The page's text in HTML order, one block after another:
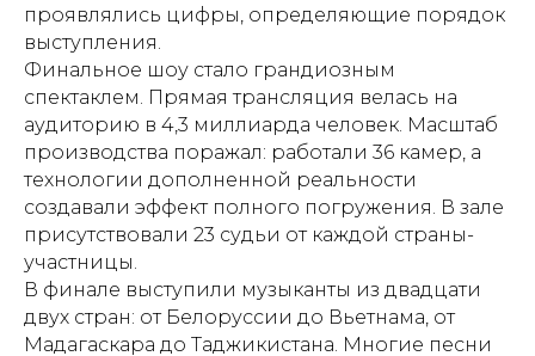
проявлялись цифры, определяющие порядок
выступления.
Финальное шоу стало грандиозным
спектаклем. Прямая трансляция велась на
аудиторию в 4,3 миллиарда человек. Масштаб
производства поражал: работали 36 камер, а
технологии дополненной реальности
создавали эффект полного погружения. В зале
присутствовали 23 судьи от каждой страны-
участницы.
В финале выступили музыканты из двадцати
двух стран: от Белоруссии до Вьетнама, от
Мадагаскара до Таджикистана. Многие песни